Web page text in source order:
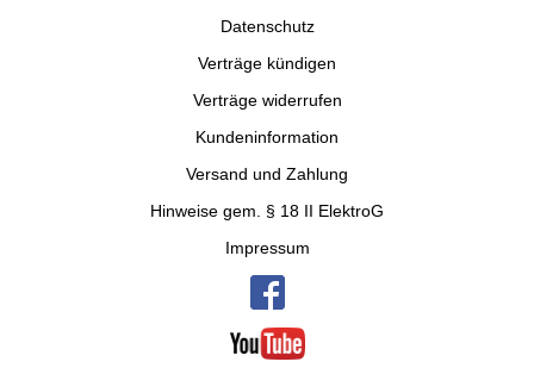
Datenschutz
Verträge kündigen
Verträge widerrufen
Kundeninformation
Versand und Zahlung
Hinweise gem. § 18 II ElektroG
Impressum